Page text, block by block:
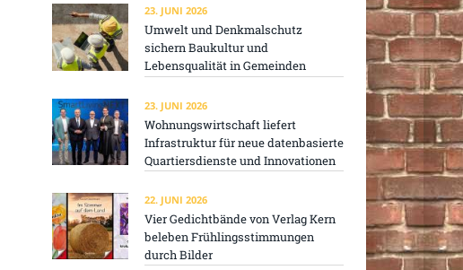
23. JUNI 2026
Umwelt und Denkmalschutz
sichern Baukultur und
Lebensqualität in Gemeinden
23. JUNI 2026
Wohnungswirtschaft liefert
Infrastruktur für neue datenbasierte
Quartiersdienste und Innovationen
22. JUNI 2026
Vier Gedichtbände von Verlag Kern
beleben Frühlingsstimmungen
durch Bilder